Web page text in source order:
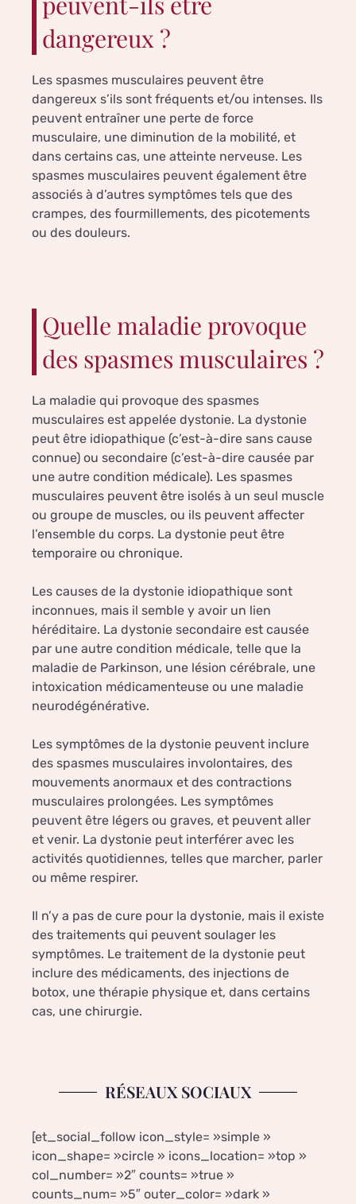
dangereux ?
Les spasmes musculaires peuvent être
dangereux s’ils sont fréquents et/ou intenses. Ils
peuvent entraîner une perte de force
musculaire, une diminution de la mobilité, et
dans certains cas, une atteinte nerveuse. Les
spasmes musculaires peuvent également être
associés à d’autres symptômes tels que des
crampes, des fourmillements, des picotements
ou des douleurs.
Quelle maladie provoque
des spasmes musculaires ?
La maladie qui provoque des spasmes
musculaires est appelée dystonie. La dystonie
peut être idiopathique (c’est-à-dire sans cause
connue) ou secondaire (c’est-à-dire causée par
une autre condition médicale). Les spasmes
musculaires peuvent être isolés à un seul muscle
ou groupe de muscles, ou ils peuvent affecter
l’ensemble du corps. La dystonie peut être
temporaire ou chronique.
Les causes de la dystonie idiopathique sont
inconnues, mais il semble y avoir un lien
héréditaire. La dystonie secondaire est causée
par une autre condition médicale, telle que la
maladie de Parkinson, une lésion cérébrale, une
intoxication médicamenteuse ou une maladie
neurodégénérative.
Les symptômes de la dystonie peuvent inclure
des spasmes musculaires involontaires, des
mouvements anormaux et des contractions
musculaires prolongées. Les symptômes
peuvent être légers ou graves, et peuvent aller
et venir. La dystonie peut interférer avec les
activités quotidiennes, telles que marcher, parler
ou même respirer.
Il n’y a pas de cure pour la dystonie, mais il existe
des traitements qui peuvent soulager les
symptômes. Le traitement de la dystonie peut
inclure des médicaments, des injections de
botox, une thérapie physique et, dans certains
cas, une chirurgie.
RÉSEAUX SOCIAUX
[et_social_follow icon_style= »simple »
icon_shape= »circle » icons_location= »top »
col_number= »2″ counts= »true »
counts_num= »5″ outer_color= »dark »